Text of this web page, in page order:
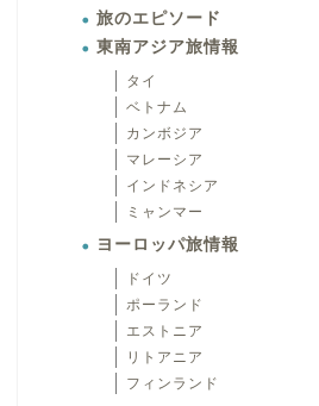
旅のエピソード
東南アジア旅情報
タイ
ベトナム
カンボジア
マレーシア
インドネシア
ミャンマー
ヨーロッパ旅情報
ドイツ
ポーランド
エストニア
リトアニア
フィンランド